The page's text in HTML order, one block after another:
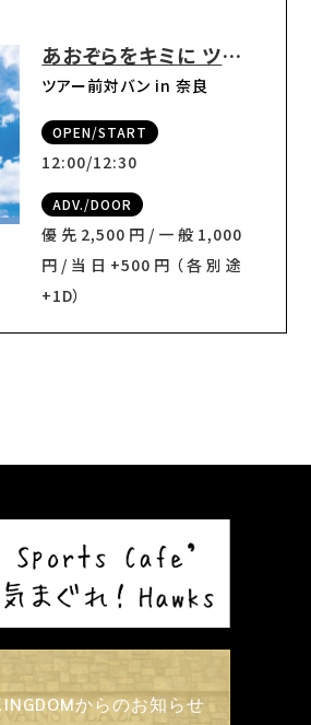
あおぞらをキミに ツアー2026 『僕らはどんな空になる。』
ツアー前対バン in 奈良
OPEN/START
12:00/12:30
ADV./DOOR
優先2,500円/一般1,000
円/当日+500円（各別途
+1D）
からのお知らせ